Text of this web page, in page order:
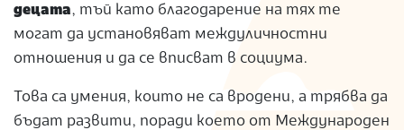
децата, тъй като благодарение на тях те
могат да установяват междуличностни
отношения и да се вписват в социума.
Това са умения, които не са вродени, а трябва да
бъдат развити, поради което от Международен